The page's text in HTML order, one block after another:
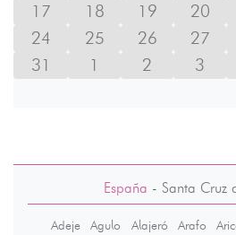
17
18 19 20
24
25 26 27
31
1 2 3
España - Santa Cruz
Adeje Agulo Alajeró Arafo